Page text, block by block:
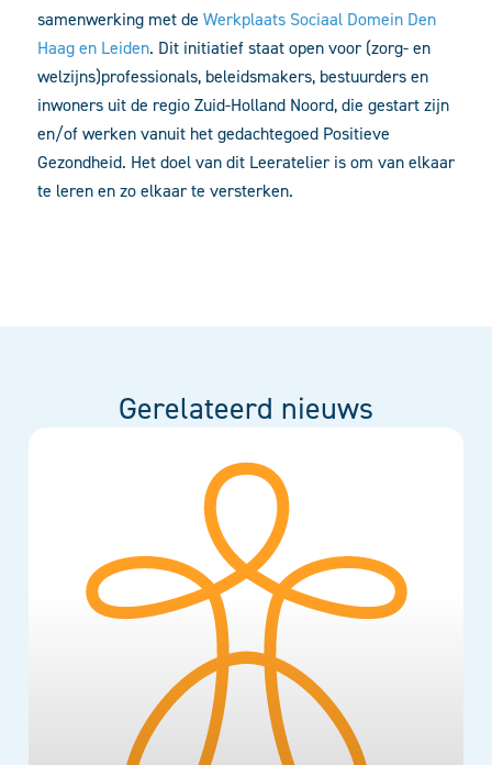
samenwerking met de Werkplaats Sociaal Domein Den
Haag en Leiden. Dit initiatief staat open voor (zorg- en
welzijns)professionals, beleidsmakers, bestuurders en
inwoners uit de regio Zuid-Holland Noord, die gestart zijn
en/of werken vanuit het gedachtegoed Positieve
Gezondheid. Het doel van dit Leeratelier is om van elkaar
te leren en zo elkaar te versterken.
Gerelateerd nieuws